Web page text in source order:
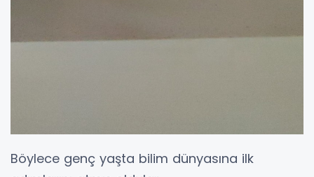
Böylece genç yaşta bilim dünyasına ilk